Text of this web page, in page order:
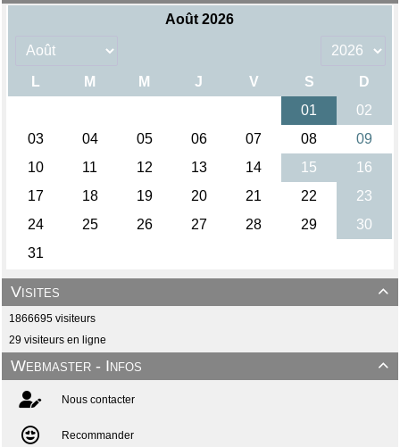

Visites
1866695 visiteurs
29 visiteurs en ligne

Webmaster - Infos
Nous contacter
Recommander